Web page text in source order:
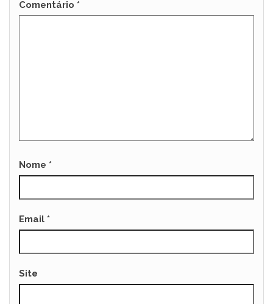
Comentário *
Nome *
Email *
Site